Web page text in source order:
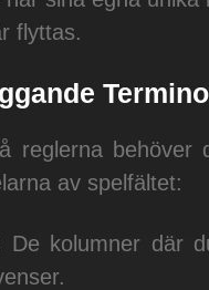
flyttas.
reglerna behöver
av spelfältet:
De kolumner där